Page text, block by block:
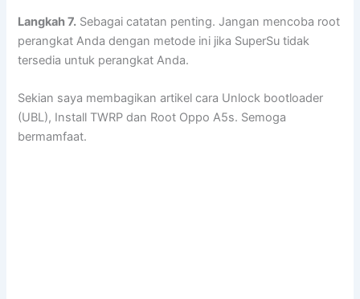
Langkah 7. Sebagai catatan penting. Jangan mencoba root
perangkat Anda dengan metode ini jika SuperSu tidak
tersedia untuk perangkat Anda.
Sekian saya membagikan artikel cara Unlock bootloader
(UBL), Install TWRP dan Root Oppo A5s. Semoga
bermamfaat.